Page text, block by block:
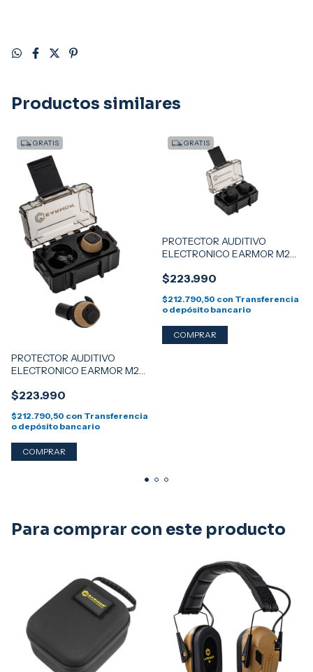
Productos similares
GRATIS
PROTECTOR AUDITIVO
ELECTRONICO EARMOR M20
$223.990
$212.790,50 con Transferencia
o depósito bancario
GRATIS
PROTECTOR AUDITIVO
ELECTRONICO EARMOR M20
$223.990
$212.790,50 con Transferencia
o depósito bancario
Para comprar con este producto